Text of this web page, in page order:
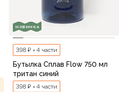
НОВИНКА
398 ₽ × 4 части
Бутылка Сплав Flow 750 мл
тритан синий
398 ₽ × 4 части